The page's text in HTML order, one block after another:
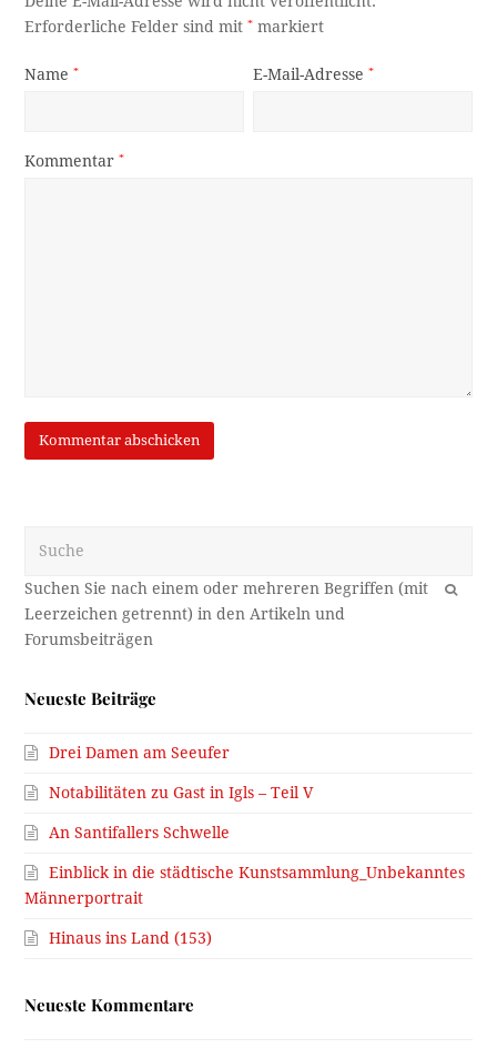
Erforderliche Felder sind mit* markiert
Name* E-Mail-Adresse*
Kommentar*
OK
Neueste Beiträge
Drei Damen am Seeufer
Notabilitäten zu Gast in Igls – Teil V
An Santifallers Schwelle
Einblick in die städtische Kunstsammlung_Unbekanntes
Männerportrait
Hinaus ins Land (153)
Neueste Kommentare